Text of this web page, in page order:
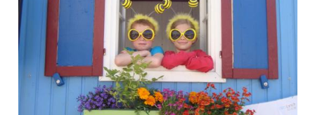
KULTUR
UNESCO-WELTKULTURERBE
STADTFESTE